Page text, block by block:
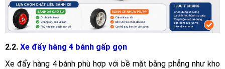
2.2. Xe đẩy hàng 4 bánh gấp gọn
Xe đẩy hàng 4 bánh phù hợp với bề mặt bằng phẳng như kho